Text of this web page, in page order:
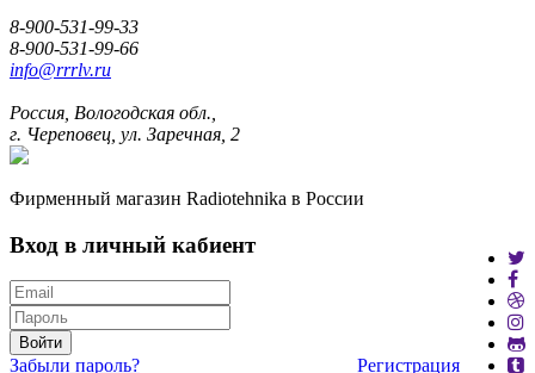
8-900-531-99-33
8-900-531-99-66
info@rrrlv.ru
Россия, Вологодская обл.,
г. Череповец, ул. Заречная, 2
Фирменный магазин Radiotehnika в России
Вход в личный кабиент
Войти
Забыли пароль?
Регистрация